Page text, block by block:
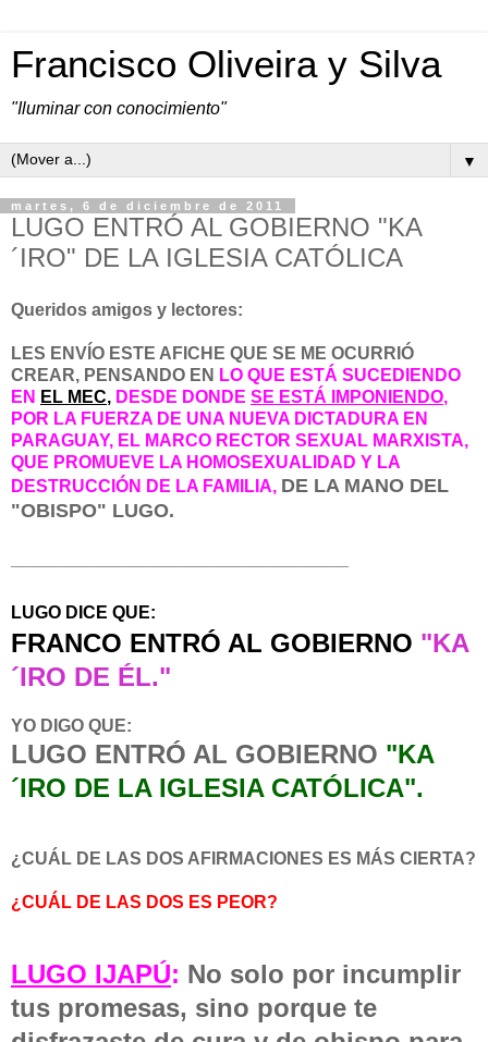
Francisco Oliveira y Silva
"Iluminar con conocimiento"
▼
martes, 6 de diciembre de 2011
LUGO ENTRÓ AL GOBIERNO "KA
´IRO" DE LA IGLESIA CATÓLICA
Queridos amigos y lectores:
LES ENVÍO ESTE AFICHE QUE SE ME OCURRIÓ
CREAR, PENSANDO EN LO QUE ESTÁ SUCEDIENDO
EN EL MEC, DESDE DONDE SE ESTÁ IMPONIENDO,
POR LA FUERZA DE UNA NUEVA DICTADURA EN
PARAGUAY, EL MARCO RECTOR SEXUAL MARXISTA,
QUE PROMUEVE LA HOMOSEXUALIDAD Y LA
DESTRUCCIÓN DE LA FAMILIA, DE LA MANO DEL
"OBISPO" LUGO.
LUGO DICE QUE:
FRANCO ENTRÓ AL GOBIERNO "KA
´IRO DE ÉL."
YO DIGO QUE:
LUGO ENTRÓ AL GOBIERNO "KA
´IRO DE LA IGLESIA CATÓLICA".
¿CUÁL DE LAS DOS AFIRMACIONES ES MÁS CIERTA?
¿CUÁL DE LAS DOS ES PEOR?
LUGO IJAPÚ: No solo por incumplir
tus promesas, sino porque te